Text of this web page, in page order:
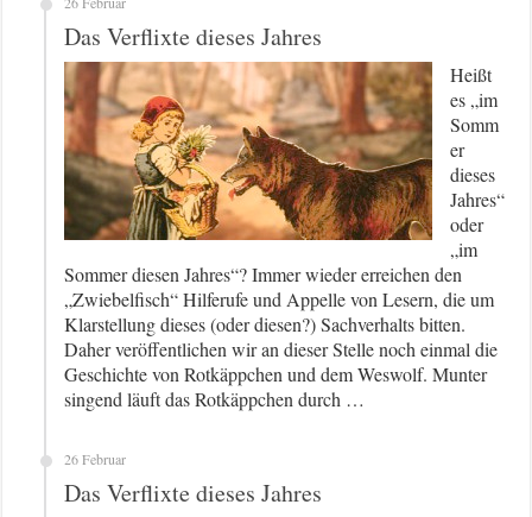
Das Verflixte dieses Jahres
Heißt
es „im
Somm
er
dieses
Jahres“
oder
„im
Sommer diesen Jahres“? Immer wieder erreichen den
„Zwiebelfisch“ Hilferufe und Appelle von Lesern, die um
Klarstellung dieses (oder diesen?) Sachverhalts bitten.
Daher veröffentlichen wir an dieser Stelle noch einmal die
Geschichte von Rotkäppchen und dem Weswolf. Munter
singend läuft das Rotkäppchen durch …
26 Februar
Das Verflixte dieses Jahres